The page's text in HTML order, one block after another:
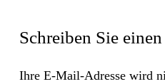
Schreiben Sie
Ihre E-Mail-Adresse wird